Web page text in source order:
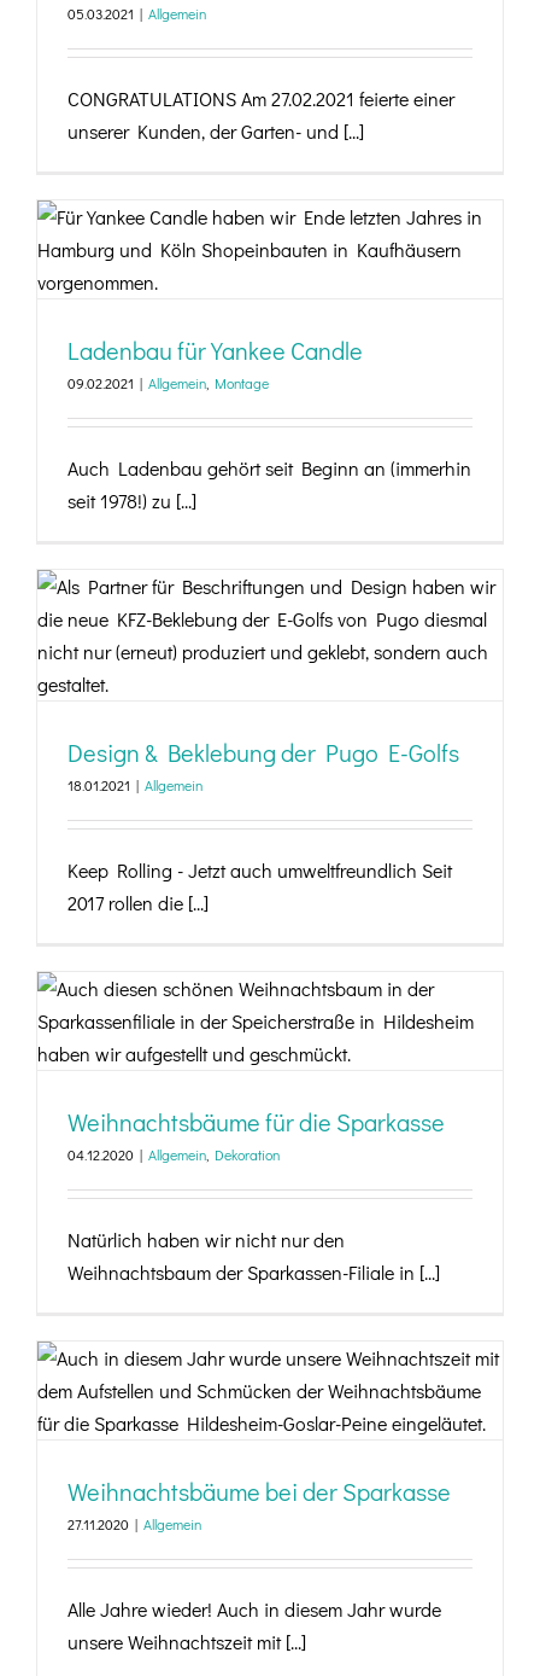
05.03.2021 | Allgemein
CONGRATULATIONS Am 27.02.2021 feierte einer
unserer Kunden, der Garten- und [...]
Ladenbau für Yankee Candle
Ladenbau für Yankee Candle
09.02.2021 | Allgemein, Montage
Auch Ladenbau gehört seit Beginn an (immerhin
seit 1978!) zu [...]
Design & Beklebung der Pugo E-Golfs
Design & Beklebung der Pugo E-Golfs
18.01.2021 | Allgemein
Keep Rolling - Jetzt auch umweltfreundlich Seit
2017 rollen die [...]
Weihnachtsbäume für die Sparkasse
Weihnachtsbäume für die Sparkasse
04.12.2020 | Allgemein, Dekoration
Natürlich haben wir nicht nur den
Weihnachtsbaum der Sparkassen-Filiale in [...]
Weihnachtsbäume bei der Sparkasse
Weihnachtsbäume bei der Sparkasse
27.11.2020 | Allgemein
Alle Jahre wieder! Auch in diesem Jahr wurde
unsere Weihnachtszeit mit [...]